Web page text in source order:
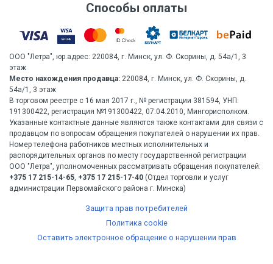
Способы оплаты
ООО "Летра", юр.адрес: 220084, г. Минск, ул. Ф. Скорины, д. 54а/1, 3
этаж
Место нахождения продавца: 220084, г. Минск, ул. Ф. Скорины, д.
54а/1, 3 этаж
В торговом реестре с 16 мая 2017 г., № регистрации 381594, УНП:
191300422, регистрация №191300422, 07.04.2010, Мингорисполком.
Указанные контактные данные являются также контактами для связи с
продавцом по вопросам обращения покупателей о нарушении их прав.
Номер телефона работников местных исполнительных и
распорядительных органов по месту государственной регистрации
ООО "Летра", уполномоченных рассматривать обращения покупателей:
+375 17 215-14-65 +375 17 215-17-40 (Отдел торговли и услуг
администрации Первомайского района г. Минска)
Защита прав потребителей
Политика cookie
Оставить электронное обращение о нарушении прав